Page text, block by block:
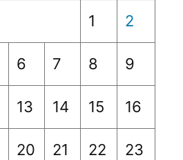
1 2
6 7 8 9
13 14 15 16
20 21 22 23